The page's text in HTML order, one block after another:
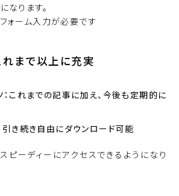
なります。
ォーム入力が必要です
れまで以上に充実
：これまでの記事に加え、今後も定期的に
引き続き自由にダウンロード可能
ピーディーにアクセスできるようになり